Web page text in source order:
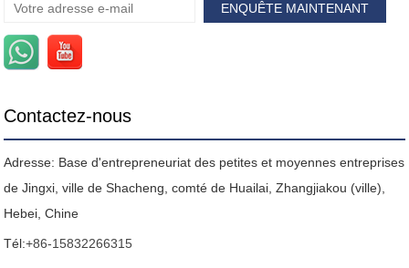
Contactez-nous
Adresse: Base d'entrepreneuriat des petites et moyennes entreprises
de Jingxi, ville de Shacheng, comté de Huailai, Zhangjiakou (ville),
Hebei, Chine
Tél:+86-15832266315